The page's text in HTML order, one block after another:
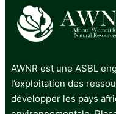
AWNR est une ASBL
l’exploitation des
développer les pays